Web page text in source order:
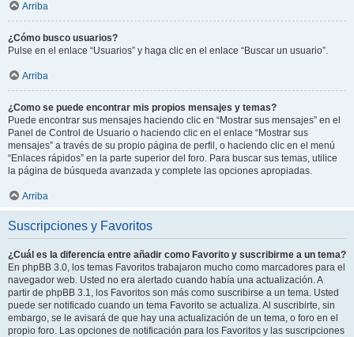
Arriba
¿Cómo busco usuarios?
Pulse en el enlace “Usuarios” y haga clic en el enlace “Buscar un usuario”.
Arriba
¿Como se puede encontrar mis propios mensajes y temas?
Puede encontrar sus mensajes haciendo clic en “Mostrar sus mensajes” en el
Panel de Control de Usuario o haciendo clic en el enlace “Mostrar sus
mensajes” a través de su propio página de perfil, o haciendo clic en el menú
“Enlaces rápidos” en la parte superior del foro. Para buscar sus temas, utilice
la página de búsqueda avanzada y complete las opciones apropiadas.
Arriba
Suscripciones y Favoritos
¿Cuál es la diferencia entre añadir como Favorito y suscribirme a un tema?
En phpBB 3.0, los temas Favoritos trabajaron mucho como marcadores para el
navegador web. Usted no era alertado cuando había una actualización. A
partir de phpBB 3.1, los Favoritos son más como suscribirse a un tema. Usted
puede ser notificado cuando un tema Favorito se actualiza. Al suscribirte, sin
embargo, se le avisará de que hay una actualización de un tema, o foro en el
propio foro. Las opciones de notificación para los Favoritos y las suscripciones